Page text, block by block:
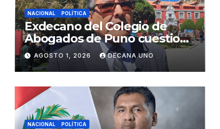
NACIONAL POLÍTICA
Exdecano del Colegio de
Abogados de Puno cuestiona
propuestas sobre seguridad
ciudadana
AGOSTO 1, 2026 DECANA UNO
NACIONAL POLÍTICA